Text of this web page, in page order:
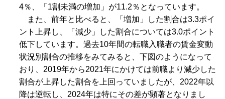
4％、「1割未満の増加」が11.2％となっています。
また、前年と比べると、「増加」した割合は3.3ポイ
ント上昇し、「減少」した割合については3.0ポイント
低下しています。過去10年間の転職入職者の賃金変動
状況別割合の推移をみてみると、下図のようになって
おり、2019年から2021年にかけては前職より減少した
割合が上昇した割合を上回っていましたが、2022年以
降は逆転し、2024年は特にその差が顕著となりまし